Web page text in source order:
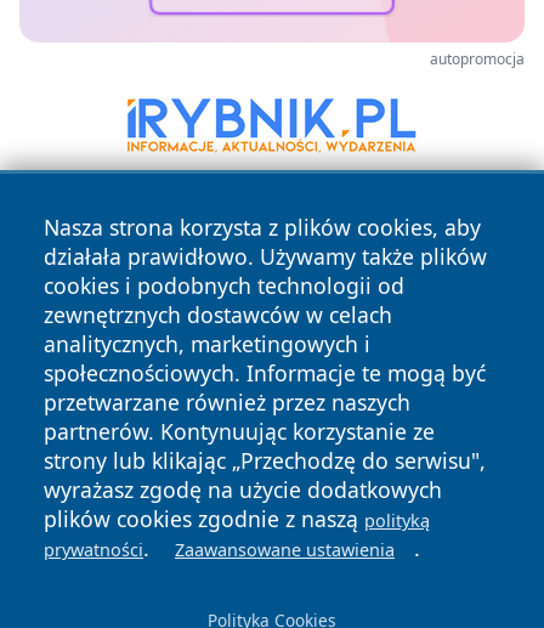
autopromocja
Nasza strona korzysta z plików cookies, aby
działała prawidłowo. Używamy także plików
cookies i podobnych technologii od
zewnętrznych dostawców w celach
analitycznych, marketingowych i
społecznościowych. Informacje te mogą być
przetwarzane również przez naszych
partnerów. Kontynuując korzystanie ze
strony lub klikając „Przechodzę do serwisu",
wyrażasz zgodę na użycie dodatkowych
plików cookies zgodnie z naszą polityką
prywatności. Zaawansowane ustawienia .
Polityka Cookies
Copyright © 2026 czestochowanews.pl Wszystkie prawa
zastrzeżone.
News Autorzy
Polityka
Prywatności
Polityka
Cookies
cześć